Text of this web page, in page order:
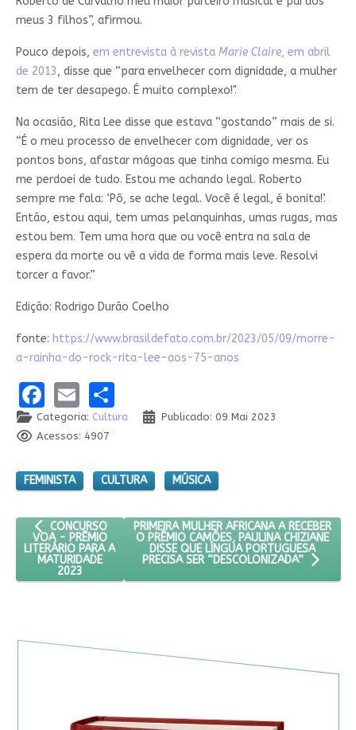
meus 3 filhos”, afirmou.
Pouco depois, em entrevista à revista Marie Claire, em abril
de 2013, disse que “para envelhecer com dignidade, a mulher
tem de ter desapego. É muito complexo!".
Na ocasião, Rita Lee disse que estava “gostando” mais de si.
“É o meu processo de envelhecer com dignidade, ver os
pontos bons, afastar mágoas que tinha comigo mesma. Eu
me perdoei de tudo. Estou me achando legal. Roberto
sempre me fala: ‘Pô, se ache legal. Você é legal, é bonita!’.
Então, estou aqui, tem umas pelanquinhas, umas rugas, mas
estou bem. Tem uma hora que ou você entra na sala de
espera da morte ou vê a vida de forma mais leve. Resolvi
torcer a favor.”
Edição: Rodrigo Durão Coelho
fonte: https://www.brasildefato.com.br/2023/05/09/morre-
a-rainha-do-rock-rita-lee-aos-75-anos
Facebook
EmailShare
Categoria: Cultura
Publicado: 09 Mai 2023
Acessos: 4907
FEMINISTA CULTURA MÚSICA
ARTIGO ANTERIOR: CONCURSO VOA - PRÊMIO LITERÁRIO
CONCURSO
VOA - PRÊMIO
LITERÁRIO PARA A
MATURIDADE
2023
PRÓXIMO ARTIGO: PRIMEIRA MULHER
PRIMEIRA MULHER AFRICANA A RECEBER
O PRÊMIO CAMÕES, PAULINA CHIZIANE
DISSE QUE LÍNGUA PORTUGUESA
PRECISA SER “DESCOLONIZADA”